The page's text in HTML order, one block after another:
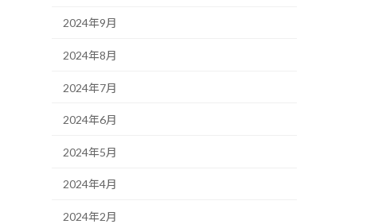
2024年9月
2024年8月
2024年7月
2024年6月
2024年5月
2024年4月
2024年2月